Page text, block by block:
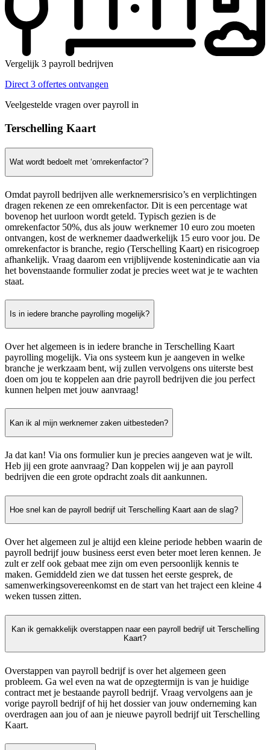
Vergelijk 3 payroll bedrijven
Direct 3 offertes ontvangen
Veelgestelde vragen over payroll in
Terschelling Kaart
Wat wordt bedoelt met ‘omrekenfactor’?
Omdat payroll bedrijven alle werknemersrisico’s en verplichtingen
dragen rekenen ze een omrekenfactor. Dit is een percentage wat
bovenop het uurloon wordt geteld. Typisch gezien is de
omrekenfactor 50%, dus als jouw werknemer 10 euro zou moeten
ontvangen, kost de werknemer daadwerkelijk 15 euro voor jou. De
omrekenfactor is branche, regio (Terschelling Kaart) en risicogroep
afhankelijk. Vraag daarom een vrijblijvende kostenindicatie aan via
het bovenstaande formulier zodat je precies weet wat je te wachten
staat.
Is in iedere branche payrolling mogelijk?
Over het algemeen is in iedere branche in Terschelling Kaart
payrolling mogelijk. Via ons systeem kun je aangeven in welke
branche je werkzaam bent, wij zullen vervolgens ons uiterste best
doen om jou te koppelen aan drie payroll bedrijven die jou perfect
kunnen helpen met jouw aanvraag!
Kan ik al mijn werknemer zaken uitbesteden?
Ja dat kan! Via ons formulier kun je precies aangeven wat je wilt.
Heb jij een grote aanvraag? Dan koppelen wij je aan payroll
bedrijven die een grote opdracht zoals dit aankunnen.
Hoe snel kan de payroll bedrijf uit Terschelling Kaart aan de slag?
Over het algemeen zul je altijd een kleine periode hebben waarin de
payroll bedrijf jouw business eerst even beter moet leren kennen. Je
zult er zelf ook gebaat mee zijn om even persoonlijk kennis te
maken. Gemiddeld zien we dat tussen het eerste gesprek, de
samenwerkingsovereenkomst en de start van het traject een kleine 4
weken tussen zitten.
Kan ik gemakkelijk overstappen naar een payroll bedrijf uit Terschelling
Kaart?
Overstappen van payroll bedrijf is over het algemeen geen
probleem. Ga wel even na wat de opzegtermijn is van je huidige
contract met je bestaande payroll bedrijf. Vraag vervolgens aan je
vorige payroll bedrijf of hij het dossier van jouw onderneming kan
overdragen aan jou of aan je nieuwe payroll bedrijf uit Terschelling
Kaart.